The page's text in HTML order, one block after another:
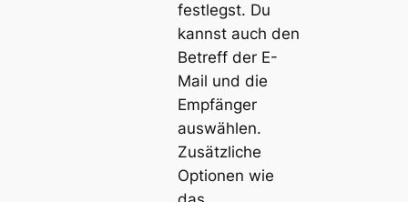
festlegst. Du
kannst auch den
Betreff der E-
Mail und die
Empfänger
auswählen.
Zusätzliche
Optionen wie